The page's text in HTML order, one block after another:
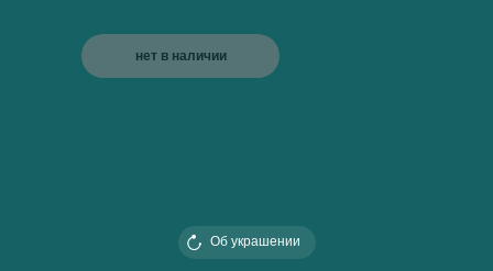
нет в наличии
Об украшении